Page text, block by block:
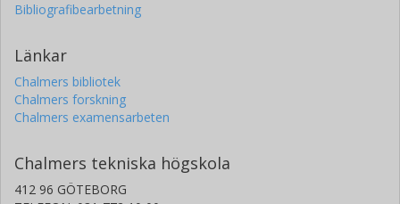
Bibliografibearbetning
Länkar
Chalmers bibliotek
Chalmers forskning
Chalmers examensarbeten
Chalmers tekniska högskola
412 96 GÖTEBORG